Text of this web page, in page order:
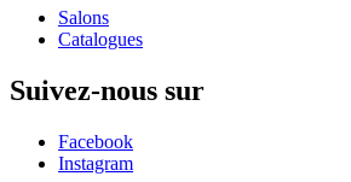
Salons
Catalogues
Suivez-nous sur
Facebook
Instagram